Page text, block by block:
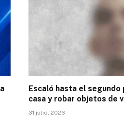
Escaló hasta el segundo
casa y robar objetos de
31 julio, 2026